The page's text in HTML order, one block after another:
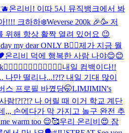
🫐온리비! 이따 5시 뮤직뱅크에서 봐
!!!! 크하하❄️Weverse 200k 🎉🥳 저
위해 항상 활짝 열려 있어요 😉
my dear ONLY B❤️‍🔥제가 지금 뭘
온리비 덕에 행복한 사람 나야😊😊
내일 컴백이다!!
나만 떨리나...!?!? 내일 기대 많이
스 프로필 바꼈당🤭LIMJIMIN's
람!?!?!? 나 어릴 때 이거 학교 계단
,,, 손에다가 막 가지고 놀구 완전 추
warm too 😌🥰우리 온리비😍 잠